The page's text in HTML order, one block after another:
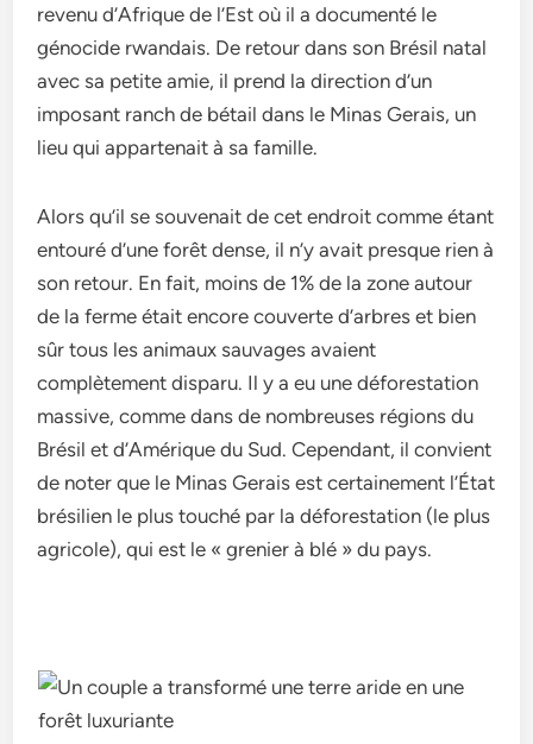
revenu d’Afrique de l’Est où il a documenté le
génocide rwandais. De retour dans son Brésil natal
avec sa petite amie, il prend la direction d’un
imposant ranch de bétail dans le Minas Gerais, un
lieu qui appartenait à sa famille.
Alors qu’il se souvenait de cet endroit comme étant
entouré d’une forêt dense, il n’y avait presque rien à
son retour. En fait, moins de 1% de la zone autour
de la ferme était encore couverte d’arbres et bien
sûr tous les animaux sauvages avaient
complètement disparu. Il y a eu une déforestation
massive, comme dans de nombreuses régions du
Brésil et d’Amérique du Sud. Cependant, il convient
de noter que le Minas Gerais est certainement l’État
brésilien le plus touché par la déforestation (le plus
agricole), qui est le « grenier à blé » du pays.